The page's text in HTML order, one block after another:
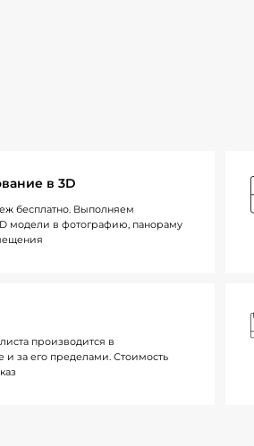
в 3D
бесплатно. Выполняем
модели в фотографию, панораму
производится в
и за его пределами. Стоимость